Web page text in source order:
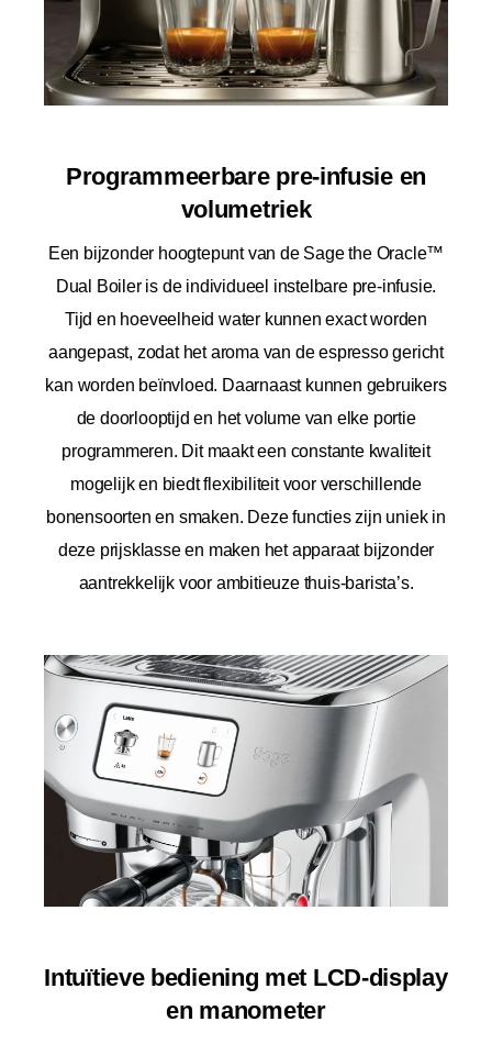
Programmeerbare pre-infusie en
volumetriek
Een bijzonder hoogtepunt van de Sage the Oracle™
Dual Boiler is de individueel instelbare pre-infusie.
Tijd en hoeveelheid water kunnen exact worden
aangepast, zodat het aroma van de espresso gericht
kan worden beïnvloed. Daarnaast kunnen gebruikers
de doorlooptijd en het volume van elke portie
programmeren. Dit maakt een constante kwaliteit
mogelijk en biedt flexibiliteit voor verschillende
bonensoorten en smaken. Deze functies zijn uniek in
deze prijsklasse en maken het apparaat bijzonder
aantrekkelijk voor ambitieuze thuis-barista’s.
Intuïtieve bediening met LCD-display
en manometer